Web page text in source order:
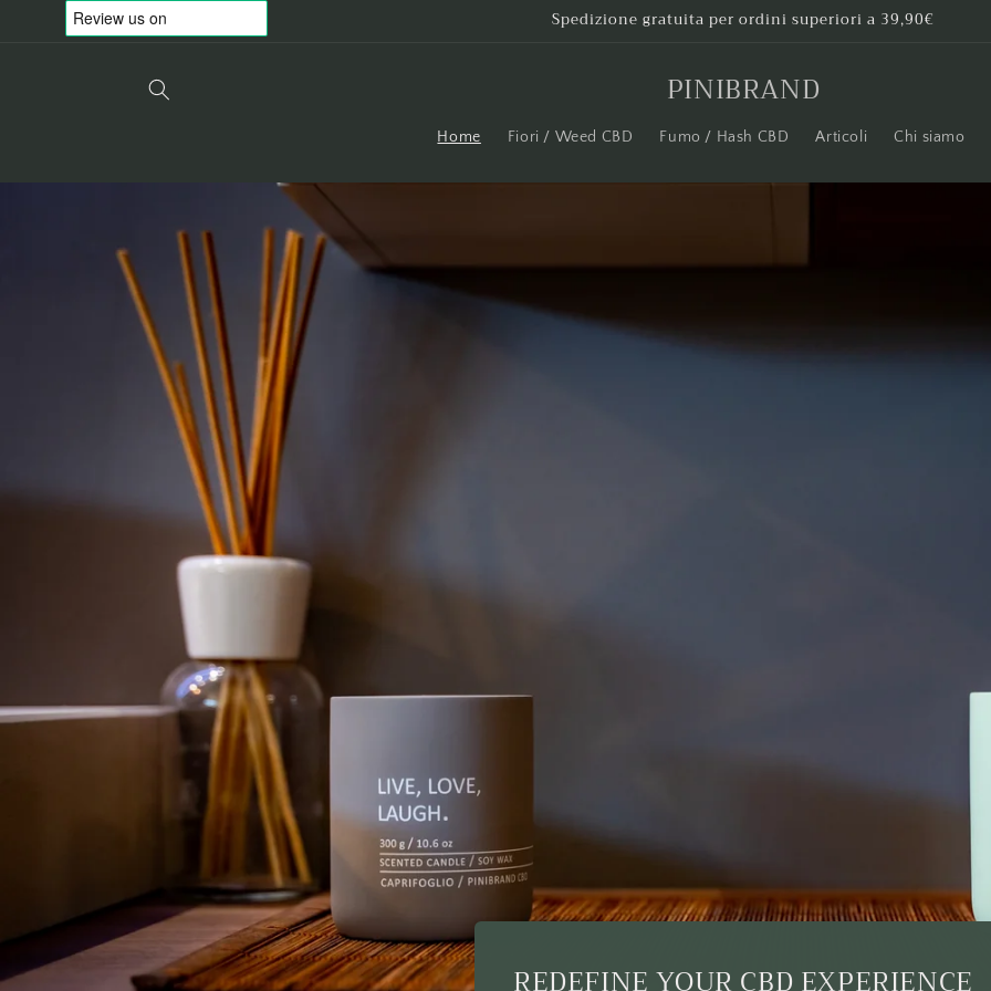
direttamente
Spedizione gratuita per ordini superiori a 39,90€
PINIBRAND
Home Fiori / Weed CBD Fumo / Hash CBD Articoli Chi siamo